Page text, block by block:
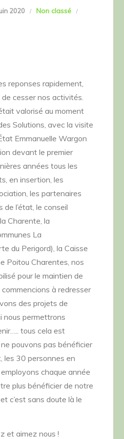
2020 Non classé
reponses rapidement,
de cesser nos activités.
valorisé au moment
Solutions, avec la visite
Emmanuelle Wargon
devant le premier
années tous les
en insertion, les
les partenaires
de l’état, le conseil
Charente, la
La
du Perigord), la Caisse
Poitou Charentes, nos
pour le maintien de
à redresser
des projets de
nous permettrons
tous cela est
pouvons pas bénéficier
les 30 personnes en
chaque année
plus bénéficier de notre
c’est sans doute là le
et aimez nous !